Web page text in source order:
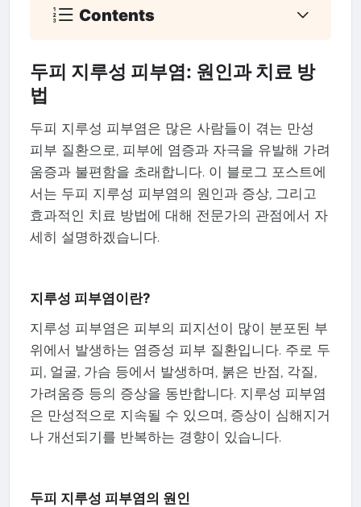
Contents
두피 지루성 피부염: 원인과 치료 방
법
두피 지루성 피부염은 많은 사람들이 겪는 만성
피부 질환으로, 피부에 염증과 자극을 유발해 가려
움증과 불편함을 초래합니다. 이 블로그 포스트에
서는 두피 지루성 피부염의 원인과 증상, 그리고
효과적인 치료 방법에 대해 전문가의 관점에서 자
세히 설명하겠습니다.
지루성 피부염이란?
지루성 피부염은 피부의 피지선이 많이 분포된 부
위에서 발생하는 염증성 피부 질환입니다. 주로 두
피, 얼굴, 가슴 등에서 발생하며, 붉은 반점, 각질,
가려움증 등의 증상을 동반합니다. 지루성 피부염
은 만성적으로 지속될 수 있으며, 증상이 심해지거
나 개선되기를 반복하는 경향이 있습니다.
두피 지루성 피부염의 원인